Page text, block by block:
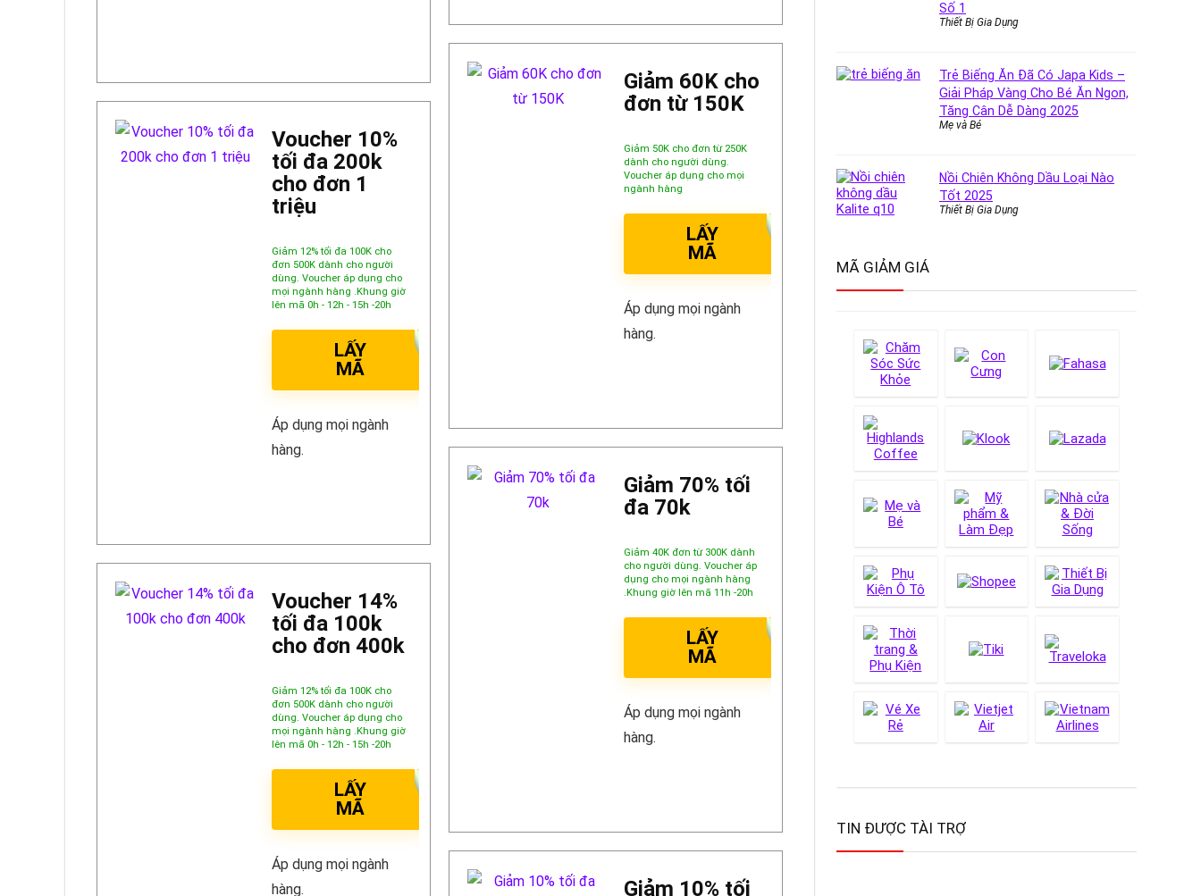
Voucher 10%
tối đa 200k
cho đơn 1
triệu
Giảm 12% tối đa 100K cho
đơn 500K dành cho người
dùng. Voucher áp dụng cho
mọi ngành hàng .Khung giờ
lên mã 0h - 12h - 15h -20h
LẤY
MÃ
Áp dụng mọi ngành
hàng.
Voucher 14%
tối đa 100k
cho đơn 400k
Giảm 12% tối đa 100K cho
đơn 500K dành cho người
dùng. Voucher áp dụng cho
mọi ngành hàng .Khung giờ
lên mã 0h - 12h - 15h -20h
LẤY
MÃ
Áp dụng mọi ngành
hàng.
Giảm 60K cho
đơn từ 150K
Giảm 50K cho đơn từ 250K
dành cho người dùng.
Voucher áp dụng cho mọi
ngành hàng
LẤY
MÃ
Áp dụng mọi ngành
hàng.
Giảm 70% tối
đa 70k
Giảm 40K đơn từ 300K dành
cho người dùng. Voucher áp
dụng cho mọi ngành hàng
.Khung giờ lên mã 11h -20h
LẤY
MÃ
Áp dụng mọi ngành
hàng.
Giảm 10% tối
Số 1
Thiết Bị Gia Dụng
Trẻ Biếng Ăn Đã Có Japa Kids –
Giải Pháp Vàng Cho Bé Ăn Ngon,
Tăng Cân Dễ Dàng 2025
Mẹ và Bé
Nồi Chiên Không Dầu Loại Nào
Tốt 2025
Thiết Bị Gia Dụng
MÃ GIẢM GIÁ
TIN ĐƯỢC TÀI TRỢ